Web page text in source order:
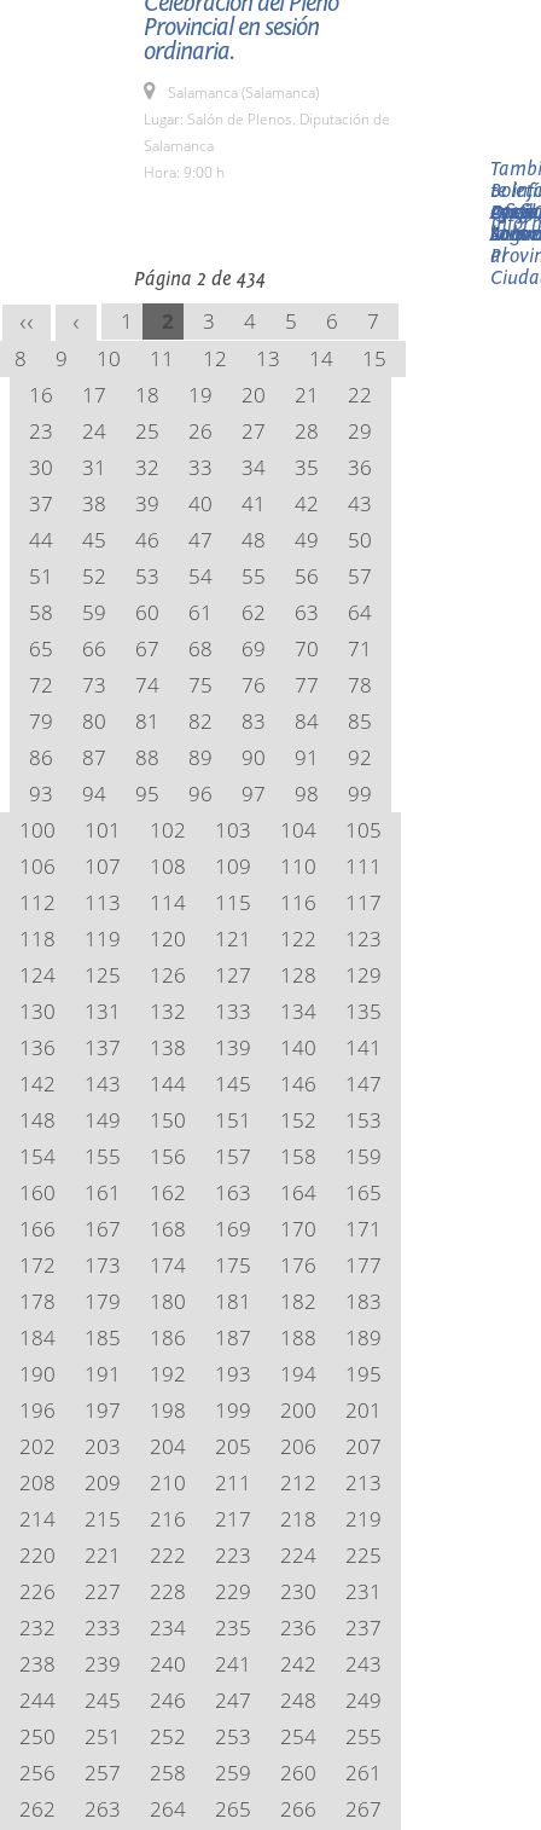
Provincial en sesión
ordinaria.
Salamanca (Salamanca)
Lugar: Salón de Plenos. Diputación de
Salamanca
Hora: 9:00 h
Página2 de434
<< < 1 2 3 4 5 6
7
8
9 10 11 12 13 14
15
16
17 18 19 20 21
22
23
24 25 26 27 28
29
30
31 32 33 34 35
36
37
38 39 40 41 42
43
44
45 46 47 48 49
50
51
52 53 54 55 56
57
58
59 60 61 62 63
64
65
66 67 68 69 70
71
72
73 74 75 76 77
78
79
80 81 82 83 84
85
86
87 88 89 90 91
92
93
94 95 96 97 98
99
100
101 102 103 104
105
106
107 108 109 110
111
112
113 114 115 116
117
118
119 120 121 122
123
124
125 126 127 128
129
130
131 132 133 134
135
136
137 138 139 140
141
142
143 144 145 146
147
148
149 150 151 152
153
154
155 156 157 158
159
160
161 162 163 164
165
166
167 168 169 170
171
172
173 174 175 176
177
178
179 180 181 182
183
184
185 186 187 188
189
190
191 192 193 194
195
196
197 198 199 200
201
202
203 204 205 206
207
208
209 210 211 212
213
214
215 216 217 218
219
220
221 222 223 224
225
226
227 228 229 230
231
232
233 234 235 236
237
238
239 240 241 242
243
244
245 246 247 248
249
250
251 252 253 254
255
256
257 258 259 260
261
262
263 264 265 266
267
Lonja
la
te
- 012
al
Perfil